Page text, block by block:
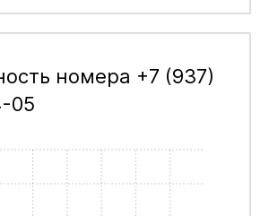
номера +7 (937)
05